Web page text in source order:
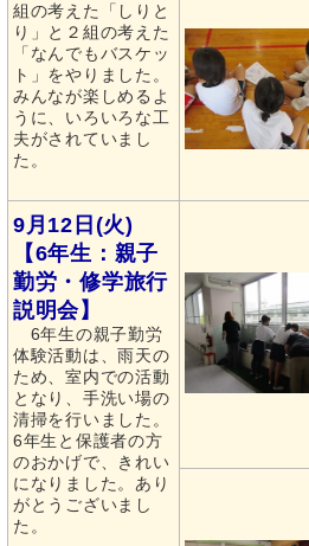
組の考えた「しりと
り」と２組の考えた
「なんでもバスケッ
ト」をやりました。
みんなが楽しめるよ
うに、いろいろな工
夫がされていまし
た。
9月12日(火)
【6年生：親子
勤労・修学旅行
説明会】
6年生の親子勤労
体験活動は、雨天の
ため、室内での活動
となり、手洗い場の
清掃を行いました。
6年生と保護者の方
のおかげで、きれい
になりました。あり
がとうございまし
た。